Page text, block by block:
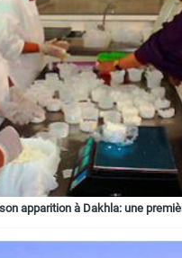
apparition à Dakhla: une